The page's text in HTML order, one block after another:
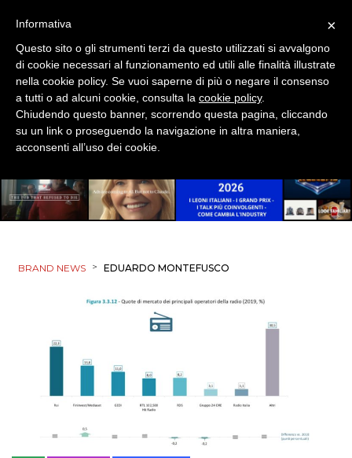
TV
DATI
PREVISIONI/SCENARI
BRAND NEWS > EDUARDO MONTEFUSCO
×
Informativa
Questo sito o gli strumenti terzi da questo utilizzati si avvalgono
di cookie necessari al funzionamento ed utili alle finalità illustrate
nella cookie policy. Se vuoi saperne di più o negare il consenso
a tutti o ad alcuni cookie, consulta la cookie policy.
Chiudendo questo banner, scorrendo questa pagina, cliccando
su un link o proseguendo la navigazione in altra maniera,
acconsenti all’uso dei cookie.